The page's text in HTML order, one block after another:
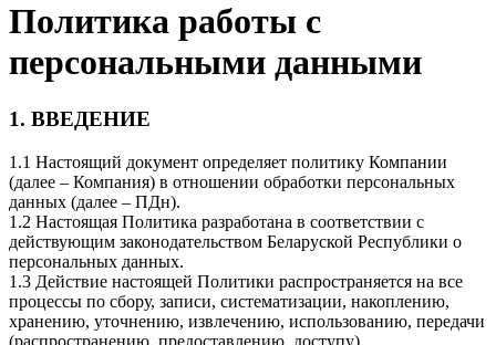
Политика работы с
персональными данными
1. ВВЕДЕНИЕ
1.1 Настоящий документ определяет политику Компании
(далее – Компания) в отношении обработки персональных
данных (далее – ПДн).
1.2 Настоящая Политика разработана в соответствии с
действующим законодательством Беларуской Республики о
персональных данных.
1.3 Действие настоящей Политики распространяется на все
процессы по сбору, записи, систематизации, накоплению,
хранению, уточнению, извлечению, использованию, передачи
(распространению, предоставлению, доступу),